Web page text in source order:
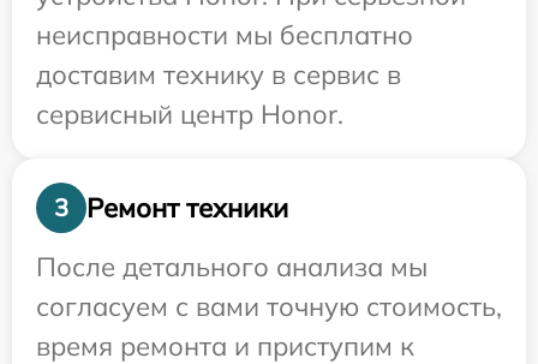
неисправности мы бесплатно
доставим технику в сервис в
сервисный центр Honor.
3
Ремонт техники
После детального анализа мы
согласуем с вами точную стоимость,
время ремонта и приступим к